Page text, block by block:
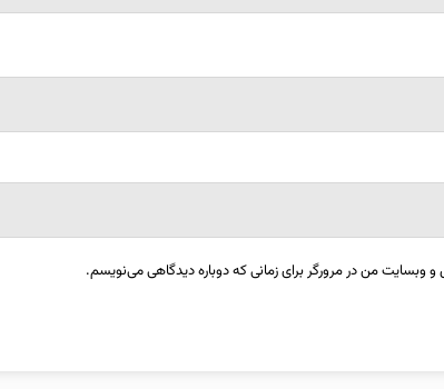
و وبسایت من در مرورگر برای زمانی که دوباره دیدگاهی می‌نویسم.